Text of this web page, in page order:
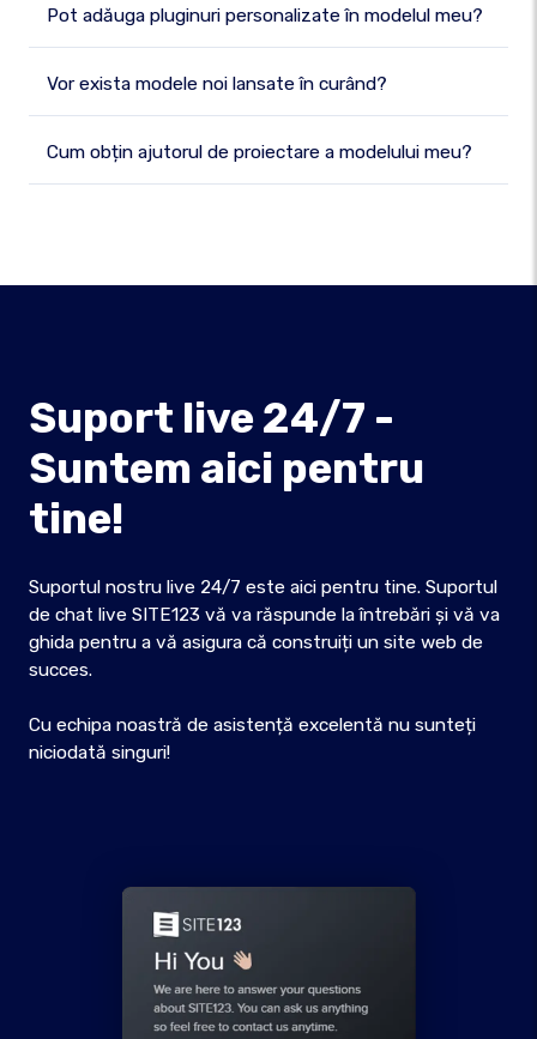
Pot adăuga pluginuri personalizate în modelul meu?
Vor exista modele noi lansate în curând?
Cum obțin ajutorul de proiectare a modelului meu?
Suport live 24/7 -
Suntem aici pentru
tine!
Suportul nostru live 24/7 este aici pentru tine. Suportul
de chat live SITE123 vă va răspunde la întrebări și vă va
ghida pentru a vă asigura că construiți un site web de
succes.
Cu echipa noastră de asistență excelentă nu sunteți
niciodată singuri!